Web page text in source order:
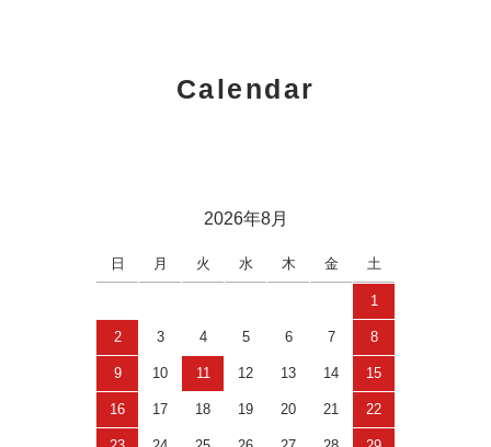
Calendar
2026年8月
日 月 火 水 木 金 土
1
2 3 4 5 6 7 8
9 10 11 12 13 14 15
16 17 18 19 20 21 22